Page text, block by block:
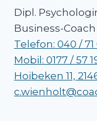
Dipl.
Business-
Telefon: 040 / 71
Mobil: 0177 / 57
Hoibeken 11,